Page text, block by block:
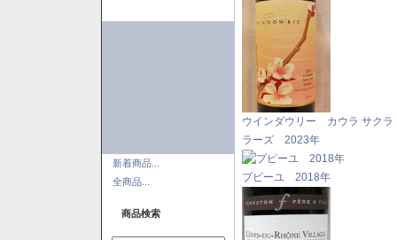
新着商品...
全商品...
商品検索
ウインダウリー カウラ サクラ
ラーズ 2023年
プピーユ 2018年